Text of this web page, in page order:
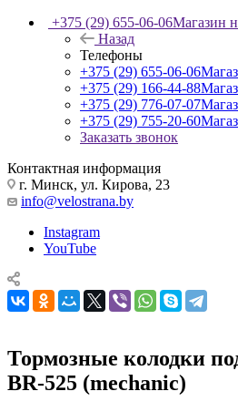
+375 (29) 655-06-06Магазин
Назад
Телефоны
+375 (29) 655-06-06
+375 (29) 166-44-88
+375 (29) 776-07-07
+375 (29) 755-20-60
Заказать звонок
Контактная информация
г. Минск, ул. Кирова, 23
info@velostrana.by
Instagram
YouTube
Тормозные колодки
BR-525 (mechanic)